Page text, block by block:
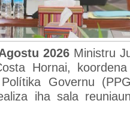
2026 Ministru
Hornai,
Governu
iha sala